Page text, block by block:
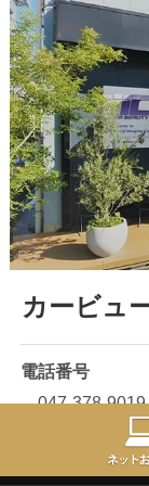
カービュ
電話番号
047-378-9019